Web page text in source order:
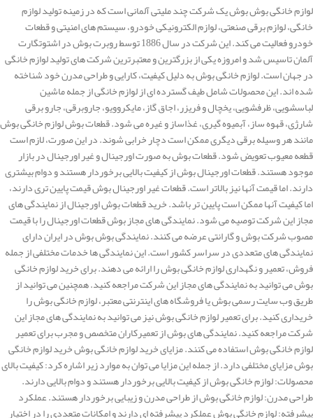
لوازم خانگی بوش بوش یک شرکت چند ملیتی آلمانی است که در زمینه تولید لوازم
خانگی، لوازم برقی صنعتی، لوازم الکترونیکی خودرو، سیستم های امنیتی و قطعات
خودرو فعالیت می کند. این شرکت در سال 1886 توسط روبرت بوش در اشتوتگارت
آلمان تاسیس شد و امروزه یکی از بزرگترین و معتبرترین شرکت های تولید لوازم خانگی
در جهان است. لوازم خانگی بوش به دلیل کیفیت، کارایی و طراحی مدرن خود شناخته
شده اند. این محصولات شامل طیف گسترده ای از لوازم خانگی از جمله ماشین
لباسشویی، ظرفشویی، یخچال و فریزر، اجاق گاز، مایکروویو، جاروبرقی، جارو برقی
شارژی، قهوه ساز، آبمیوه گیری، غذاساز و غیره می شود. قطعات بوش لوازم خانگی بوش
مانند هر وسیله برقی دیگری ممکن است دچار خرابی شوند. در این صورت، لازم است
قطعه معیوب تعویض شود. قطعات بوش به صورت اورجینال و غیر اورجینال در بازار
موجود هستند. قطعات اورجینال بوش از کیفیت بالایی برخوردار هستند و دوام بیشتری
دارند. اما قیمت آنها نیز بالاتر است. قطعات غیر اورجینال بوش قیمت پایین تری دارند،
اما کیفیت آنها ممکن است پایین تر باشد. خرید قطعات بوش اورجینال از نمایندگی های
مجاز این شرکت توصیه می شود. نمایندگی های مجاز بوش قطعات اورجینال را با قیمت
مصوب شرکت بوش و گارانتی عرضه می کنند. نمایندگی بوش بوش در ایران دارای
نمایندگی های متعددی در سراسر کشور است. این نمایندگی ها خدمات مختلفی از جمله
فروش، تعمیر و نگهداری لوازم خانگی بوش را ارائه می دهند. برای خرید لوازم خانگی
بوش می توانید به نمایندگی های مجاز این شرکت مراجعه کنید. همچنین می توانید از
طریق وب سایت رسمی بوش یا فروشگاه های اینترنتی معتبر، لوازم خانگی بوش را
خریداری کنید. برای تعمیر لوازم خانگی بوش نیز می توانید به نمایندگی های مجاز این
شرکت مراجعه کنید. نمایندگی های بوش از تعمیرکاران متخصص و مجرب برای تعمیر
لوازم خانگی بوش استفاده می کنند. مزایای خرید لوازم خانگی بوش خرید لوازم خانگی
بوش مزایای مختلفی دارد. از جمله این مزایا می توان به موارد زیر اشاره کرد: کیفیت بالای
محصولات: لوازم خانگی بوش از کیفیت بالایی برخوردار هستند و دوام بالایی دارند.
طراحی مدرن: لوازم خانگی بوش از طراحی مدرن و زیبایی برخوردار هستند. عملکرد
پیشرفته: لوازم خانگی بوش عملکرد پیشرفته ای دارند و امکانات متعددی را در اختیار